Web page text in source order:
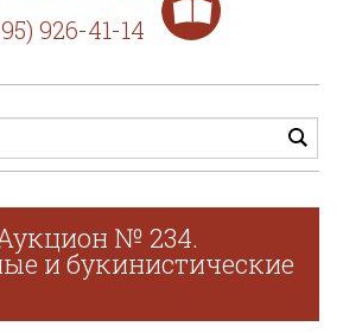
926-41-14
№ 234.
и букинистические